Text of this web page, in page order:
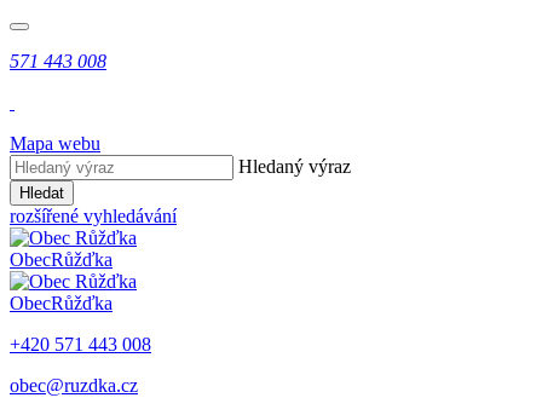
571 443 008
Mapa webu
Hledaný výraz
Hledat
rozšířené vyhledávání
ObecRůžďka
ObecRůžďka
+420 571 443 008
obec@ruzdka.cz